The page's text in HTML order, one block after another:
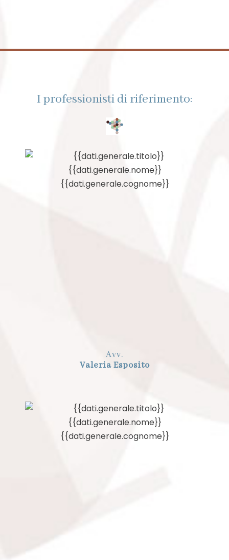
I professionisti di riferimento:
Avv.
Valeria Esposito